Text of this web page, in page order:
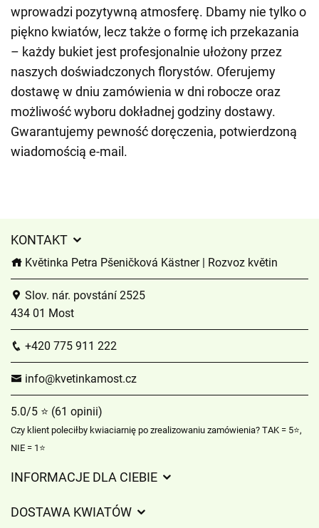
wprowadzi pozytywną atmosferę. Dbamy nie tylko o
piękno kwiatów, lecz także o formę ich przekazania
– każdy bukiet jest profesjonalnie ułożony przez
naszych doświadczonych florystów. Oferujemy
dostawę w dniu zamówienia w dni robocze oraz
możliwość wyboru dokładnej godziny dostawy.
Gwarantujemy pewność doręczenia, potwierdzoną
wiadomością e-mail.
KONTAKT
Květinka Petra Pšeničková Kästner | Rozvoz květin
Slov. nár. povstání 2525
434 01 Most
+420 775 911 222
info@kvetinkamost.cz
5.0/5 ⭐ (61 opinii)
Czy klient poleciłby kwiaciarnię po zrealizowaniu zamówienia? TAK = 5⭐,
NIE = 1⭐
INFORMACJE DLA CIEBIE
DOSTAWA KWIATÓW